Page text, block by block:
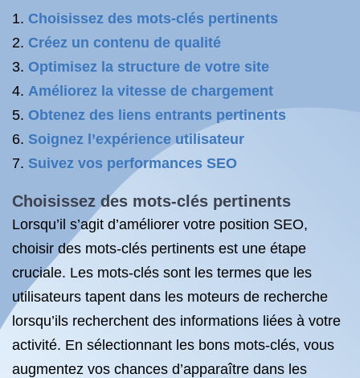
Choisissez des mots-clés pertinents
Créez un contenu de qualité
Optimisez la structure de votre site
Améliorez la vitesse de chargement
Obtenez des liens entrants pertinents
Soignez l’expérience utilisateur
Suivez vos performances SEO
Choisissez des mots-clés pertinents
Lorsqu’il s’agit d’améliorer votre position SEO,
choisir des mots-clés pertinents est une étape
cruciale. Les mots-clés sont les termes que les
utilisateurs tapent dans les moteurs de recherche
lorsqu’ils recherchent des informations liées à votre
activité. En sélectionnant les bons mots-clés, vous
augmentez vos chances d’apparaître dans les